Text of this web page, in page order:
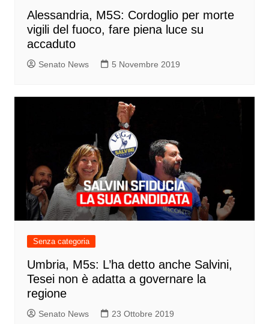
Alessandria, M5S: Cordoglio per morte
vigili del fuoco, fare piena luce su
accaduto
Senato News 5 Novembre 2019
Senza categoria
Umbria, M5s: L’ha detto anche Salvini,
Tesei non è adatta a governare la
regione
Senato News 23 Ottobre 2019